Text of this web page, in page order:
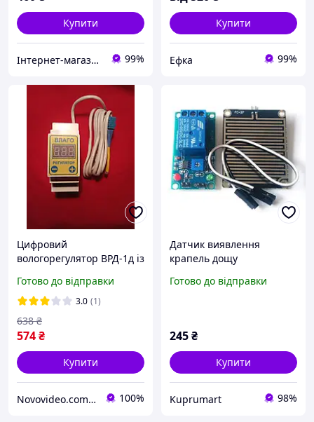
Купити
Інтернет-магазин " Тен Побут Пром " 99%
Купити
Ефка 99%
Цифровий
вологорегулятор ВРД-1д із
10 А
Готово до відправки
3.0 (1)
574₴
638 ₴
Купити
Novovideo.com.ua 100%
Датчик виявлення
крапель дощу
Готово до відправки
245₴
Купити
Kuprumart 98%